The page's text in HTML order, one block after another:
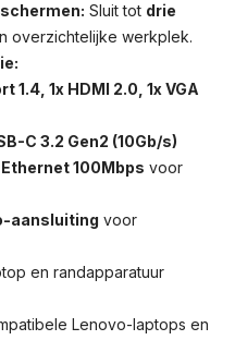
Sluit tot drie
overzichtelijke werkplek.
1.4, 1x HDMI 2.0, 1x VGA
C 3.2 Gen2 (10Gb/s)
Ethernet 100Mbps voor
aansluiting voor
en randapparatuur
Lenovo-laptops en